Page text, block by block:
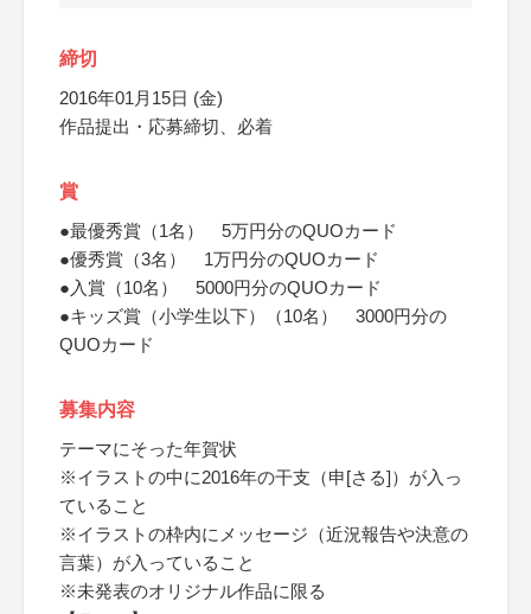
締切
2016年01月15日 (金)
作品提出・応募締切、必着
賞
●最優秀賞（1名） 5万円分のQUOカード
●優秀賞（3名） 1万円分のQUOカード
●入賞（10名） 5000円分のQUOカード
●キッズ賞（小学生以下）（10名） 3000円分の
QUOカード
募集内容
テーマにそった年賀状
※イラストの中に2016年の干支（申[さる]）が入っ
ていること
※イラストの枠内にメッセージ（近況報告や決意の
言葉）が入っていること
※未発表のオリジナル作品に限る